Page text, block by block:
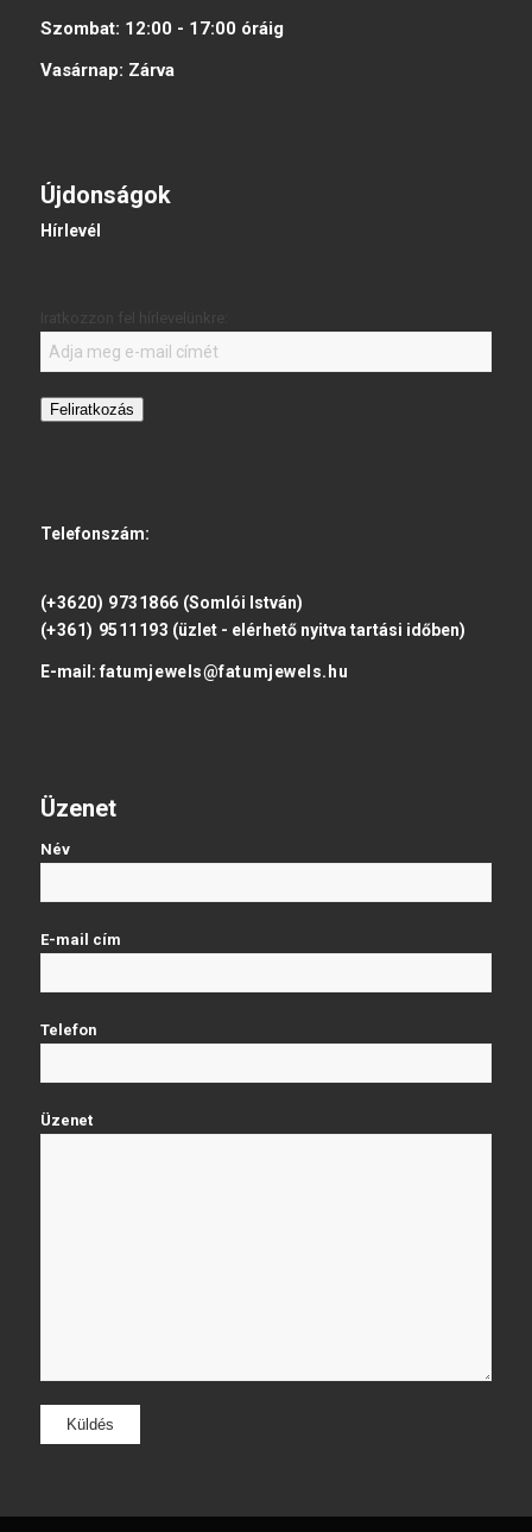
Szombat: 12:00 - 17:00 óráig
Vasárnap: Zárva
Újdonságok
Hírlevél
Feliratkozás
Telefonszám:
(+3620) 9731866 (Somlói István)
(+361) 9511193 (üzlet - elérhető nyitva tartási időben)
E-mail: fatumjewels@fatumjewels.hu
Üzenet
Név
E-mail cím
Telefon
Üzenet